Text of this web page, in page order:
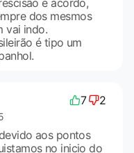
e acordo,
dos mesmos
vai indo.
é tipo um
7 2
aos pontos
no inicio do